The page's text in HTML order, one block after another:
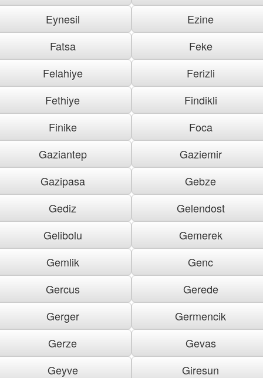
Eynesil
Ezine
Fatsa
Feke
Felahiye
Ferizli
Fethiye
Findikli
Finike
Foca
Gaziantep
Gaziemir
Gazipasa
Gebze
Gediz
Gelendost
Gelibolu
Gemerek
Gemlik
Genc
Gercus
Gerede
Gerger
Germencik
Gerze
Gevas
Geyve
Giresun